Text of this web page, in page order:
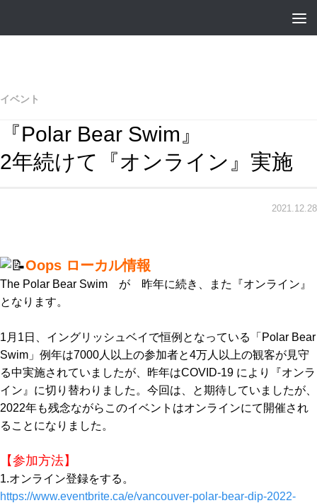
イベント
『Polar Bear Swim』
2年続けて『オンライン』実施
2021.12.28
Oops ローカル情報
The Polar Bear Swim が 昨年に続き、また『オンライン』
となります。
1月1日、イングリッシュベイで恒例となっている「Polar Bear
Swim」例年は7000人以上の参加者と4万人以上の観客が見守
る中実施されていましたが、昨年はCOVID-19 により『オンラ
イン』に切り替わりました。今回は、と期待していましたが、
2022年も残念ながらこのイベントはオンラインにて開催され
ることになりました。
【参加方法】
1.オンライン登録をする。
https://www.eventbrite.ca/e/vancouver-polar-bear-dip-2022-